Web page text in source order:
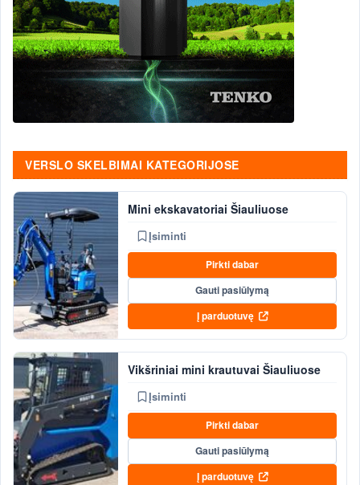
VERSLO SKELBIMAI KATEGORIJOSE
Mini ekskavatoriai Šiauliuose
Įsiminti
Pirkti dabar
Gauti pasiūlymą
Į parduotuvę
Vikšriniai mini krautuvai Šiauliuose
Įsiminti
Pirkti dabar
Gauti pasiūlymą
Į parduotuvę